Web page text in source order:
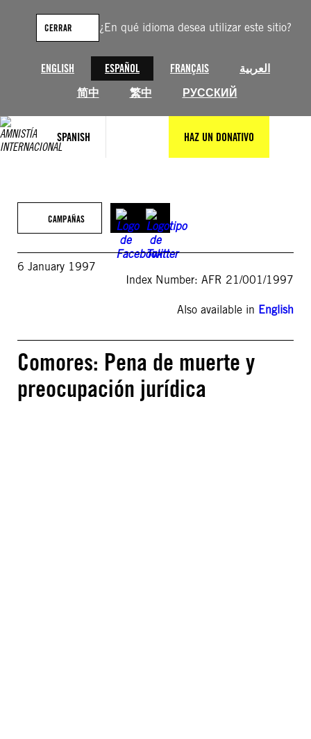
¿En qué idioma desea utilizar este sitio?
ENGLISH ESPAÑOL FRANÇAIS
العربية
简中
繁中 РУССКИЙ
CERRAR
SPANISH HAZ UN DONATIVO
contenido
CAMPAÑAS
6 January 1997
Index Number: AFR 21/001/1997
Also available in English
Comores: Pena de muerte y
preocupación jurídica